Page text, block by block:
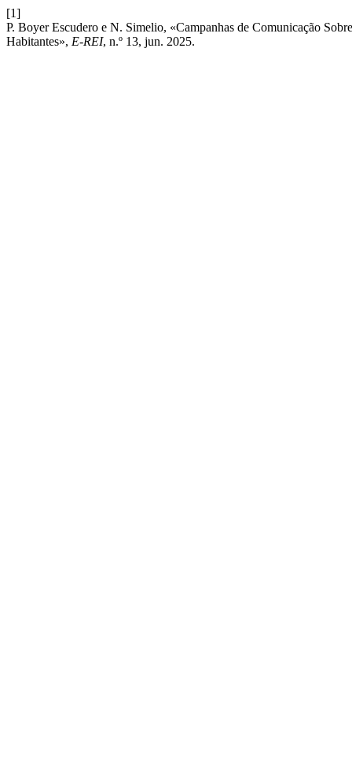
[1]
P. Boyer Escudero e N. Simelio, «Campanhas de Comunicação
Habitantes», E-REI, n.º 13, jun. 2025.